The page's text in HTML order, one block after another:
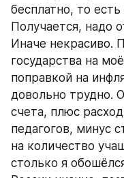
бесплатно, то
Получается, надо
Иначе некрасиво.
государства на
поправкой на
довольно трудно.
счета, плюс
педагогов, минус
на количество
столько я